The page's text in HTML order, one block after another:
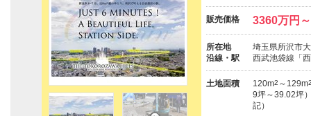
販売価格 3360万円
所在地
埼玉県所沢市
沿線・駅
西武池袋線「
土地面積 120m2 ～129m
9坪～39.02坪
記）